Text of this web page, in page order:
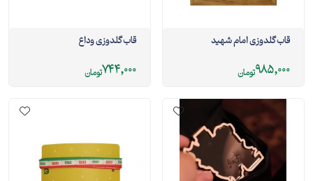
قاب گلدوزی امام شهید
985,000تومان
قاب گلدوزی وداع
744,000تومان